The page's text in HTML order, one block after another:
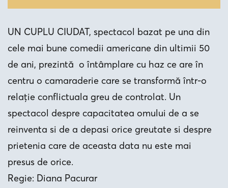
UN CUPLU CIUDAT, spectacol bazat pe una din
cele mai bune comedii americane din ultimii 50
de ani, prezintă o întâmplare cu haz ce are în
centru o camaraderie care se transformă într-o
relație conflictuala greu de controlat. Un
spectacol despre capacitatea omului de a se
reinventa si de a depasi orice greutate si despre
prietenia care de aceasta data nu este mai
presus de orice.
Regie: Diana Pacurar